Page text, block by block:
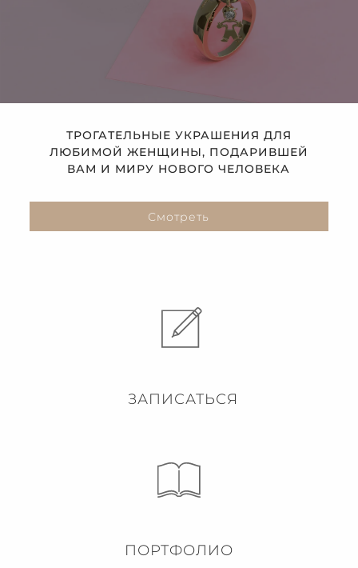
ТРОГАТЕЛЬНЫЕ УКРАШЕНИЯ ДЛЯ
ЛЮБИМОЙ ЖЕНЩИНЫ, ПОДАРИВШЕЙ
ВАМ И МИРУ НОВОГО ЧЕЛОВЕКА
Смотреть
ЗАПИСАТЬСЯ
ПОРТФОЛИО